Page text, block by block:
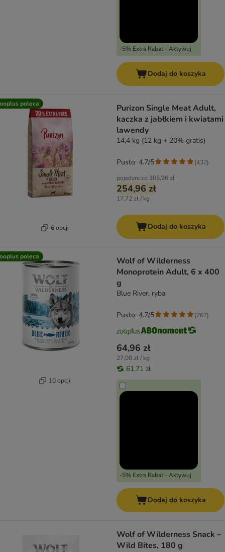
-5% Extra Rabat - Aktywuj
Dodaj do koszyka
poleca
6 opcji
Purizon Single Meat Adult,
kaczka z jabłkiem i kwiatami
lawendy
14,4 kg (12 kg + 20% gratis)
pojedynczo 305,96 zł
254,96 zł
17,72 zł / kg
Pusto: 4.7/5 (432)
Dodaj do koszyka
poleca
10 opcji
Wolf of Wilderness
Monoprotein Adult, 6 x 400
g
Blue River, ryba
64,96 zł
27,08 zł / kg
61,71 zł
-5% Extra Rabat - Aktywuj
Pusto: 4.7/5 (767)
Dodaj do koszyka
Wolf of Wilderness Snack –
Wild Bites, 180 g